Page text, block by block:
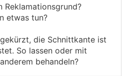
Reklamationsgrund?
etwas tun?
die Schnittkante ist
So lassen oder mit
behandeln?